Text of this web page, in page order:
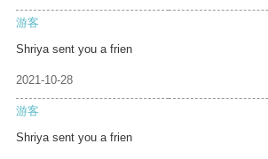
游客
Shriya sent you a frien
2021-10-28
游客
Shriya sent you a frien